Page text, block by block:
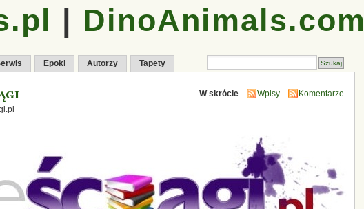
| DinoAnimals.com
Epoki Autorzy Tapety
W skrócie Wpisy Komentarze